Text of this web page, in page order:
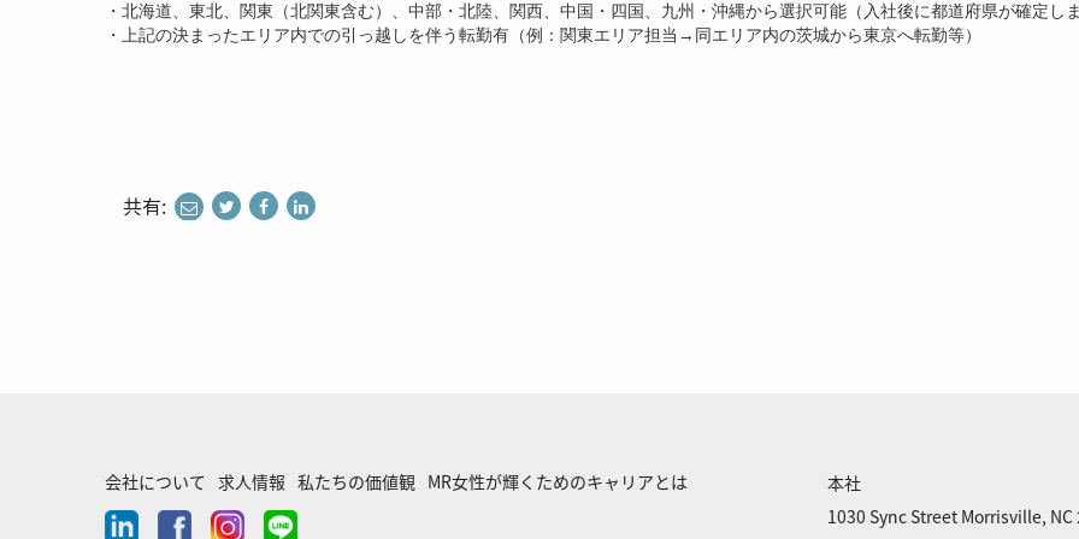
・北海道、東北、関東（北関東含む）、中部・北陸、関西、中国・四国、九州・沖縄から選択可能（入社後に都道府県が確定しま
・上記の決まったエリア内での引っ越しを伴う転勤有（例：関東エリア担当→同エリア内の茨城から東京へ転勤等）
共有:
shareshareshare
会社について 求人情報 私たちの価値観 MR女性が輝くためのキャリアとは
linkedinfacebookinstagram
line-
本社
1030 Sync Street Morrisville, NC